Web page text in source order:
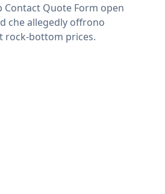
Quote Form open
che allegedly offrono
rock-bottom prices.